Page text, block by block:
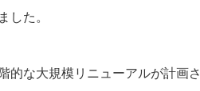
した。
的な大規模リニューアルが計画さ